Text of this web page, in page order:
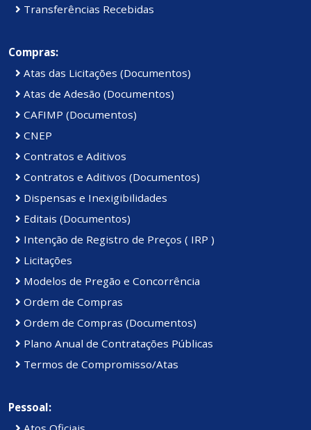
Transferências Recebidas
Compras:
Atas das Licitações (Documentos)
Atas de Adesão (Documentos)
CAFIMP (Documentos)
CNEP
Contratos e Aditivos
Contratos e Aditivos (Documentos)
Dispensas e Inexigibilidades
Editais (Documentos)
Intenção de Registro de Preços ( IRP )
Licitações
Modelos de Pregão e Concorrência
Ordem de Compras
Ordem de Compras (Documentos)
Plano Anual de Contratações Públicas
Termos de Compromisso/Atas
Pessoal: